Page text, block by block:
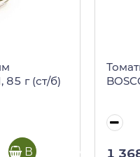
85 г (ст/б)
В корзину 1